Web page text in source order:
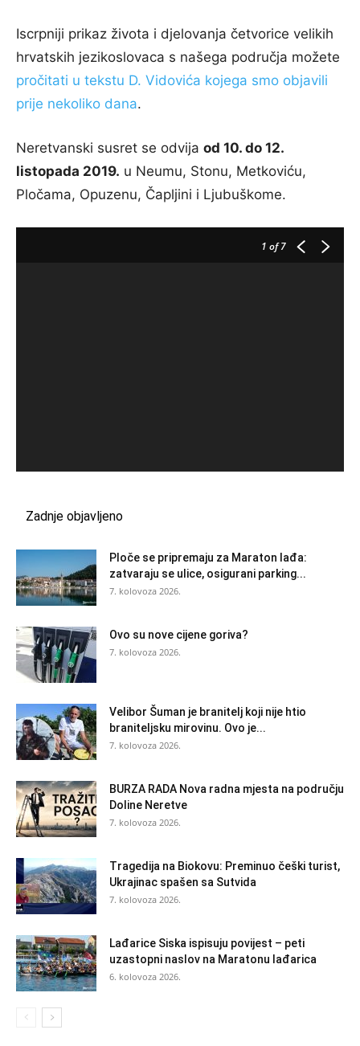
Iscrpniji prikaz života i djelovanja četvorice velikih
hrvatskih jezikoslovaca s našega područja možete
pročitati u tekstu D. Vidovića kojega smo objavili
prije nekoliko dana.
Neretvanski susret se odvija od 10. do 12.
listopada 2019. u Neumu, Stonu, Metkoviću,
Pločama, Opuzenu, Čapljini i Ljubuškome.
1 of 7
Zadnje objavljeno
Ploče se pripremaju za Maraton lađa:
zatvaraju se ulice, osigurani parking...
7. kolovoza 2026.
Ovo su nove cijene goriva?
7. kolovoza 2026.
Velibor Šuman je branitelj koji nije htio
braniteljsku mirovinu. Ovo je...
7. kolovoza 2026.
BURZA RADA Nova radna mjesta na području
Doline Neretve
7. kolovoza 2026.
Tragedija na Biokovu: Preminuo češki turist,
Ukrajinac spašen sa Sutvida
7. kolovoza 2026.
Lađarice Siska ispisuju povijest – peti
uzastopni naslov na Maratonu lađarica
6. kolovoza 2026.